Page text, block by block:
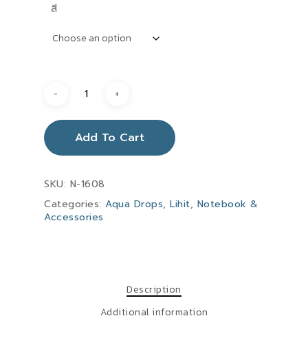
สี
Add To Cart
SKU: N-1608
Categories: Aqua Drops, Lihit, Notebook &
Accessories
Description
Additional information